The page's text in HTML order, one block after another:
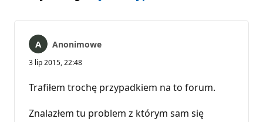
Anonimowe
3 lip 2015, 22:48
Trafiłem trochę przypadkiem na to forum.
Znalazłem tu problem z którym sam się